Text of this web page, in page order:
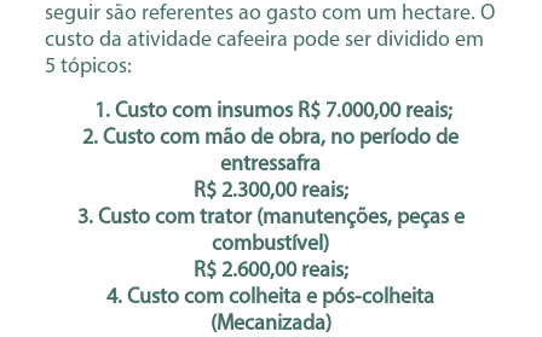
seguir são referentes ao gasto com um hectare. O
custo da atividade cafeeira pode ser dividido em
5 tópicos:
1. Custo com insumos R$ 7.000,00 reais;
2. Custo com mão de obra, no período de
entressafra
R$ 2.300,00 reais;
3. Custo com trator (manutenções, peças e
combustível)
R$ 2.600,00 reais;
4. Custo com colheita e pós-colheita
(Mecanizada)